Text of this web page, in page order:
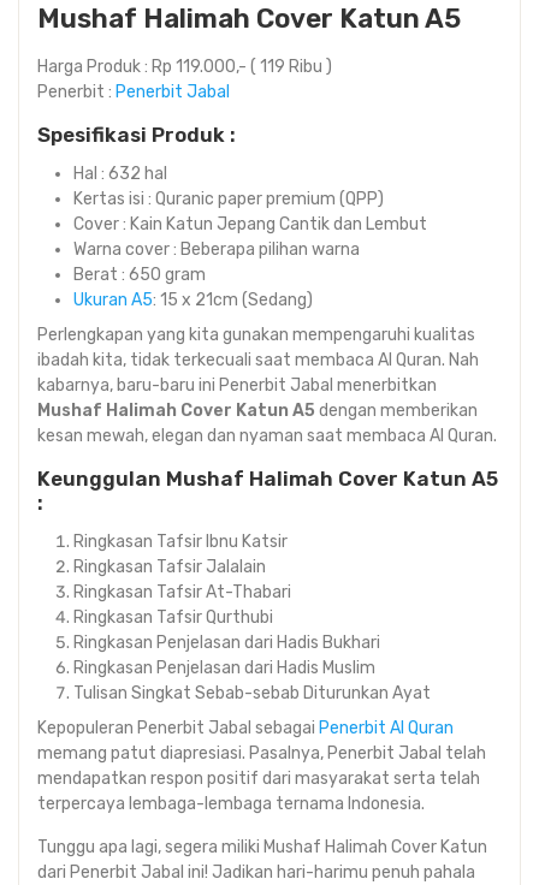
Mushaf Halimah Cover Katun A5
Harga Produk : Rp 119.000,- ( 119 Ribu )
Penerbit : Penerbit Jabal
Spesifikasi Produk :
Hal : 632 hal
Kertas isi : Quranic paper premium (QPP)
Cover : Kain Katun Jepang Cantik dan Lembut
Warna cover : Beberapa pilihan warna
Berat : 650 gram
Ukuran A5: 15 x 21cm (Sedang)
Perlengkapan yang kita gunakan mempengaruhi kualitas
ibadah kita, tidak terkecuali saat membaca Al Quran. Nah
kabarnya, baru-baru ini Penerbit Jabal menerbitkan
Mushaf Halimah Cover Katun A5 dengan memberikan
kesan mewah, elegan dan nyaman saat membaca Al Quran.
Keunggulan Mushaf Halimah Cover Katun A5
:
Ringkasan Tafsir Ibnu Katsir
Ringkasan Tafsir Jalalain
Ringkasan Tafsir At-Thabari
Ringkasan Tafsir Qurthubi
Ringkasan Penjelasan dari Hadis Bukhari
Ringkasan Penjelasan dari Hadis Muslim
Tulisan Singkat Sebab-sebab Diturunkan Ayat
Kepopuleran Penerbit Jabal sebagai Penerbit Al Quran
memang patut diapresiasi. Pasalnya, Penerbit Jabal telah
mendapatkan respon positif dari masyarakat serta telah
terpercaya lembaga-lembaga ternama Indonesia.
Tunggu apa lagi, segera miliki Mushaf Halimah Cover Katun
dari Penerbit Jabal ini! Jadikan hari-harimu penuh pahala